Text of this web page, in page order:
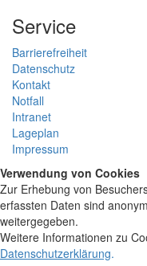
Service
Barrierefreiheit
Datenschutz
Kontakt
Notfall
Intranet
Lageplan
Impressum
Verwendung von Cookies
Zur Erhebung von
erfassten Daten sind
weitergegeben.
Weitere Informationen zu
Datenschutzerklärung.